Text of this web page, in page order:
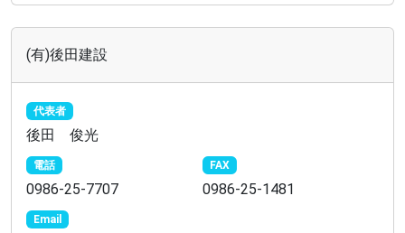
(有)後田建設
代表者
後田 俊光
電話
0986-25-7707
FAX
0986-25-1481
Email